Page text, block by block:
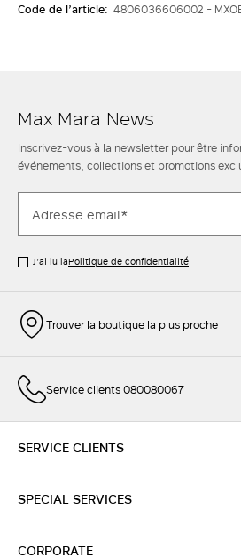
Code de l’article: 4806036606002 -
Max Mara News
Inscrivez-vous à la newsletter pour être
événements, collections et promotions
J’ai lu laPolitique de confidentialité
Trouver la boutique la plus proche
Service clients 080080067
SERVICE CLIENTS
SPECIAL SERVICES
CORPORATE